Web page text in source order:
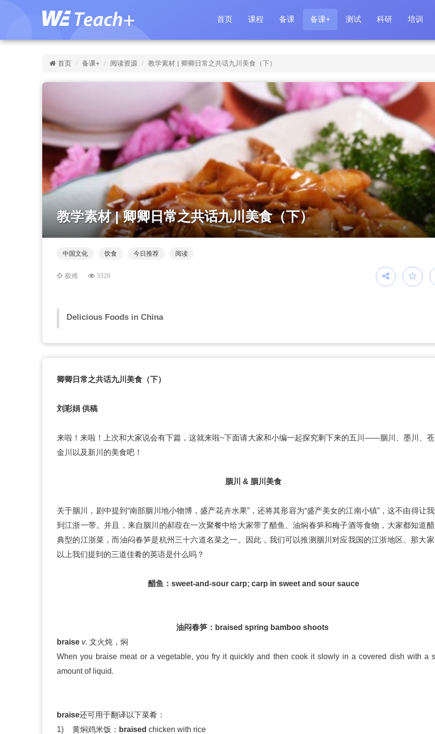
首页 课程 备课 备课+ 测试 科研 培训
首页 备课+ 阅读资源 教学素材 | 卿卿日常之共话九川美食（下）
教学素材 | 卿卿日常之共话九川美食（下）
中国文化 饮食 今日推荐 阅读
极难 3328
Delicious Foods in China
卿卿日常之共话九川美食（下）
刘彩娟 供稿
来啦！来啦！上次和大家说会有下篇，这就来啦~下面请大家和小编一起探究剩下来的五川——胭川、墨川、苍
金川以及新川的美食吧！
胭川 & 胭川美食
关于胭川，剧中提到“南部胭川地小物博，盛产花卉水果”，还将其形容为“盛产美女的江南小镇”，这不由得让
到江浙一带。并且，来自胭川的郝葭在一次聚餐中给大家带了醋鱼、油焖春笋和梅子酒等食物，大家都知道
典型的江浙菜，而油闷春笋是杭州三十六道名菜之一。因此，我们可以推测胭川对应我国的江浙地区。那大
以上我们提到的三道佳肴的英语是什么吗？
醋鱼：sweet-and-sour carp; carp in sweet and sour sauce
油闷春笋：braised spring bamboo shoots
braise v. 文火炖，焖
When you braise meat or a vegetable, you fry it quickly and then cook it slowly in a covered dish with a
amount of liquid.
braise还可用于翻译以下菜肴：
1)
黄焖鸡米饭： braised chicken with rice